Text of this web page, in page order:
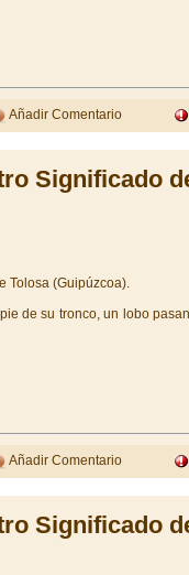
Añadir Comentario
Significado
Tolosa (Guipúzcoa).
de su tronco, un lobo
Añadir Comentario
Significado